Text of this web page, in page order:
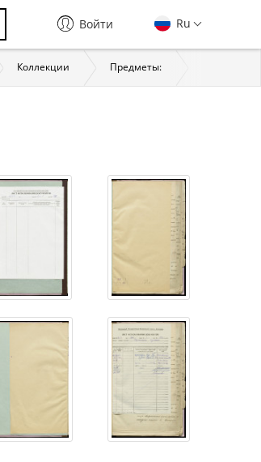
Ru
Войти
Коллекции Предметы: